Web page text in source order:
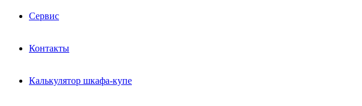
Сервис
Контакты
Калькулятор шкафа-купе